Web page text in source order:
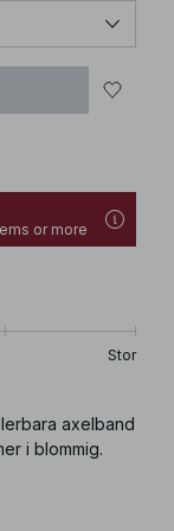
or more
Stor
axelband
i blommig.